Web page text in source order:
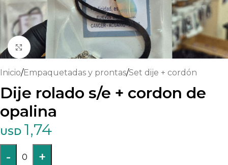
Haga clic para ampliar
Inicio/Empaquetadas y prontas/Set dije + cordón
Dije rolado s/e + cordon de
opalina
USD 1,74
- 0 +